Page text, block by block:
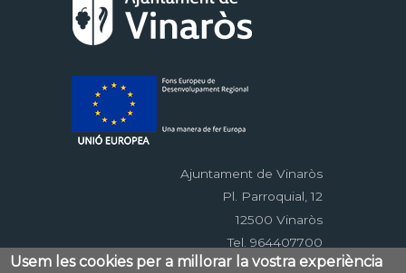
Ajuntament de Vinaròs
Pl. Parroquial, 12
12500 Vinaròs
Tel. 964407700
Usem les cookies per a millorar la vostra experiència